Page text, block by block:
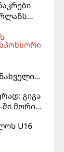
ესაუბრა
გიგა
ში მორიგ
U16